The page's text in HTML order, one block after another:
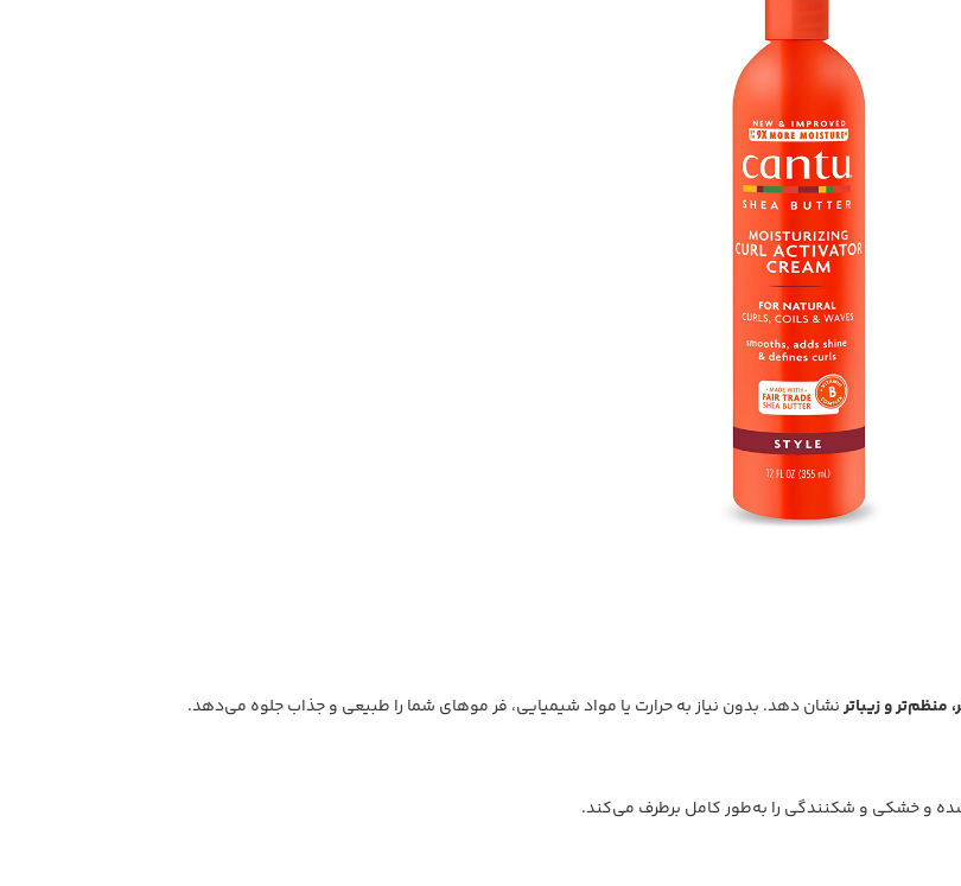
منظم‌تر و زیباترنشان دهد. بدون نیاز به حرارت یا مواد شیمیایی، فر موهای شما را طبیعی و جذاب جلوه می‌دهد.
و خشکی و شکنندگی را به‌طور کامل برطرف می‌کند.